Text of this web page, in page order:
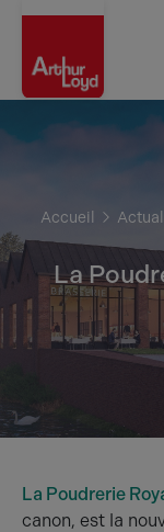
Accueil
La
La Poudrerie
canon, est la